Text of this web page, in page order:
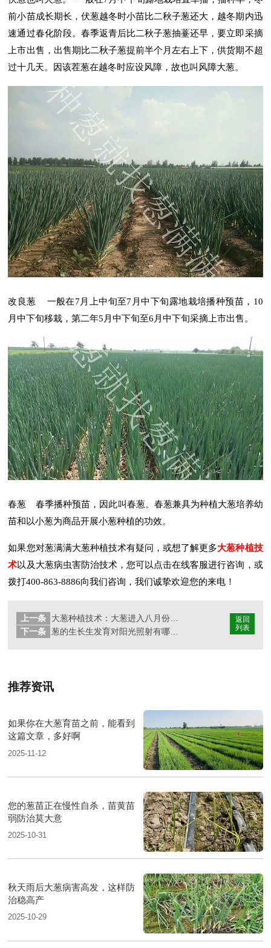
前小苗成长期长，伏葱越冬时小苗比二秋子葱还大，越冬期内迅
速通过春化阶段。春季返青后比二秋子葱抽薹还早，要立即采摘
上市出售，出售期比二秋子葱提前半个月左右上下，供货期不超
过十几天。因该茬葱在越冬时应设风障，故也叫风障大葱。
改良葱 一般在7月上中旬至7月中下旬露地栽培播种预苗，10
月中下旬移栽，第二年5月中下旬至6月中下旬采摘上市出售。
春葱 春季播种预苗，因此叫春葱。春葱兼具为种植大葱培养幼
苗和以小葱为商品开展小葱种植的功效。
如果您对葱满满大葱种植技术有疑问，或想了解更多大葱种植技
术以及大葱病虫害防治技术，您可以点击在线客服进行咨询，或
拨打400-863-8886向我们咨询，我们诚挚欢迎您的来电！
返回
列表
上一条
下一条
推荐资讯
如果你在大葱育苗之前，能看到
这篇文章，多好啊
2025-11-12
您的葱苗正在慢性自杀，苗黄苗
弱防治莫大意
2025-10-31
秋天雨后大葱病害高发，这样防
治稳高产
2025-10-29